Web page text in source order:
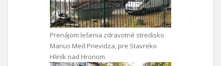
Prenájom lešenia zdravotné stredisko
Manus Med Prievidza, pre Stavreko
Hliník nad Hronom